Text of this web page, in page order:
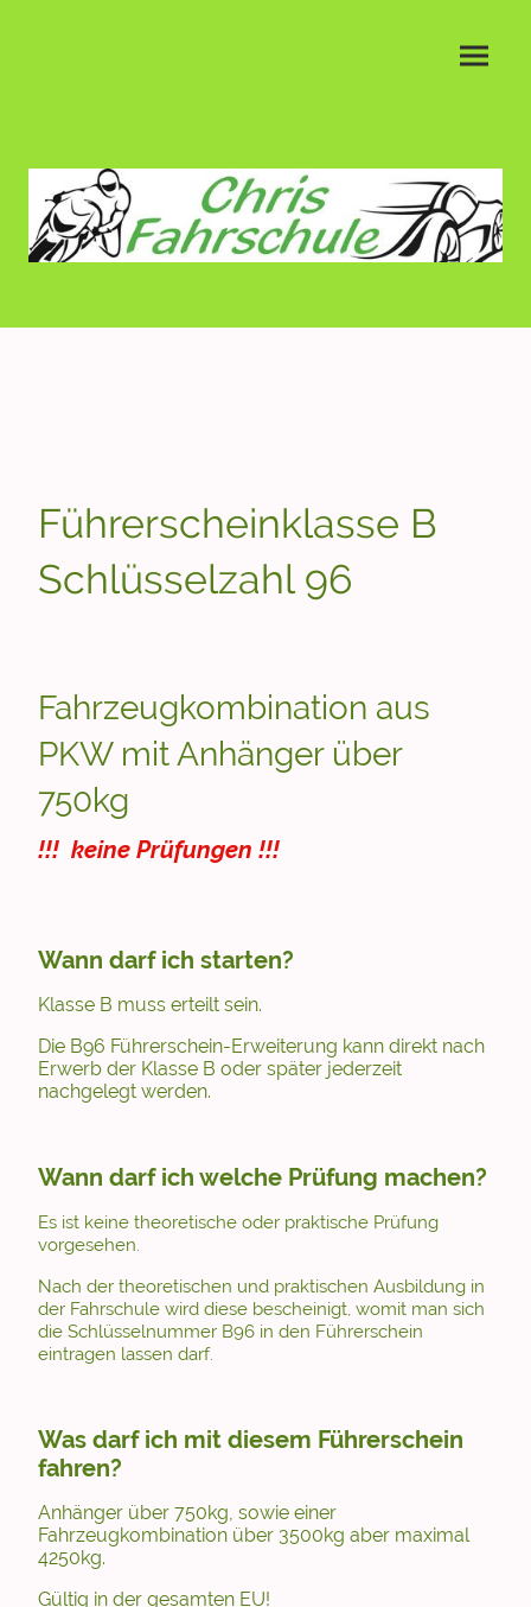
Führerscheinklasse B
Schlüsselzahl 96
Fahrzeugkombination aus
PKW mit Anhänger über
750kg
!!! keine Prüfungen !!!
Wann darf ich starten?
Klasse B muss erteilt sein.
Die B96 Führerschein-Erweiterung kann direkt nach
Erwerb der Klasse B oder später jederzeit
nachgelegt werden.
Wann darf ich welche Prüfung machen?
Es ist keine theoretische oder praktische Prüfung
vorgesehen.
Nach der theoretischen und praktischen Ausbildung in
der Fahrschule wird diese bescheinigt, womit man sich
die Schlüsselnummer B96 in den Führerschein
eintragen lassen darf.
Was darf ich mit diesem Führerschein
fahren?
Anhänger über 750kg, sowie einer
Fahrzeugkombination über 3500kg aber maximal
4250kg.
Gültig in der gesamten EU!